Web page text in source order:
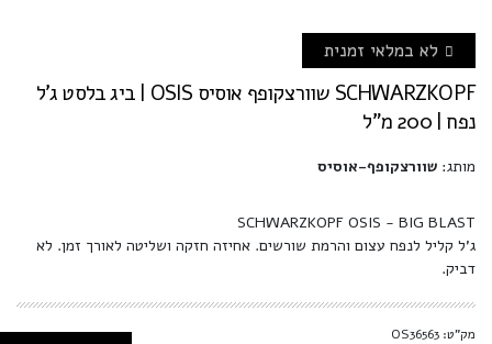
לא במלאי זמנית
SCHWARZKOPF שוורצקופף אוסיס OSIS | ביג בלסט ג'ל
נפח | 200 מ"ל
מותג: שוורצקופף-אוסיס
SCHWARZKOPF OSIS - BIG BLAST
ג'ל קליל לנפח עצום והרמת שורשים. אחיזה חזקה ושליטה לאורך זמן. לא
דביק.
מק"ט: OS36563